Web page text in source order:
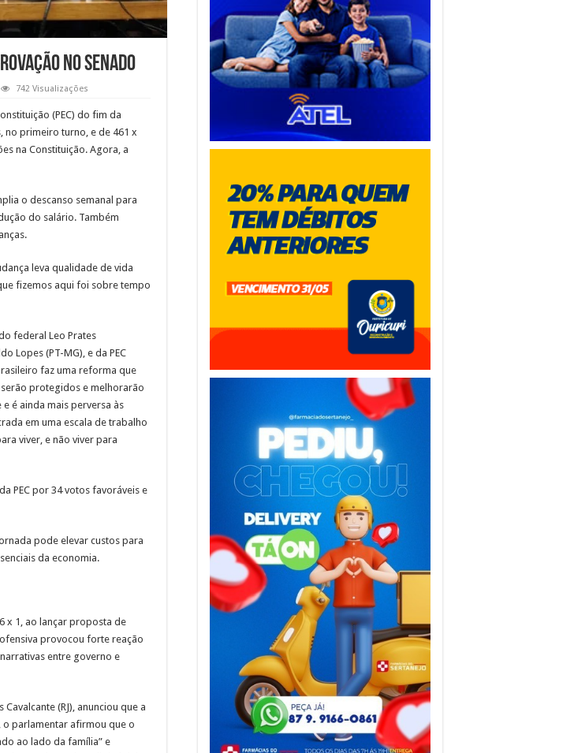
no Senado
742 Visualizações
(PEC) do fim da
no primeiro turno, e de 461 x
na Constituição. Agora, a
o descanso semanal para
do salário. Também
leva qualidade de vida
fizemos aqui foi sobre tempo
federal Leo Prates
Lopes (PT-MG), e da PEC
faz uma reforma que
protegidos e melhorarão
é ainda mais perversa às
em uma escala de trabalho
viver, e não viver para
PEC por 34 votos favoráveis e
pode elevar custos para
da economia.
x 1, ao lançar proposta de
provocou forte reação
entre governo e
(RJ), anunciou que a
o parlamentar afirmou que o
ao lado da família” e